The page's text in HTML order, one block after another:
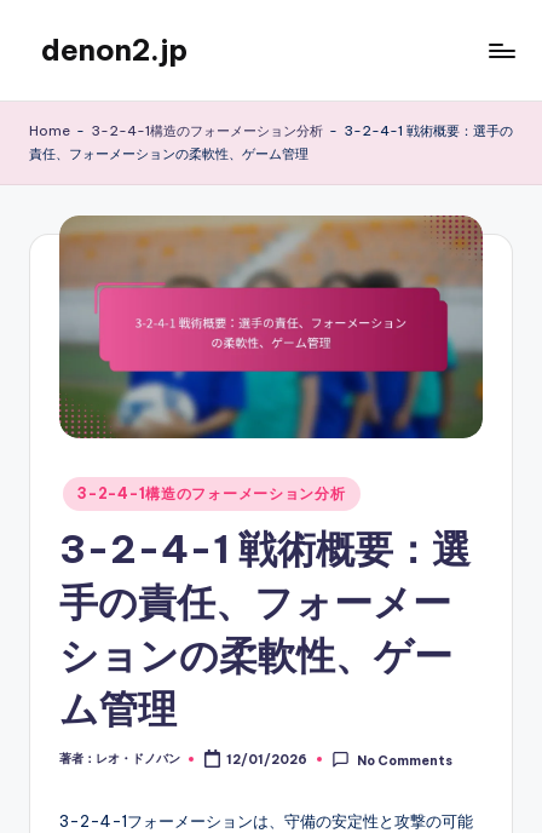
content
denon2.jp
Home - 3-2-4-1構造のフォーメーション分析 - 3-2-4-1 戦術概要：選手の
責任、フォーメーションの柔軟性、ゲーム管理
Posted
in
3-2-4-1構造のフォーメーション分析
3-2-4-1 戦術概要：選
手の責任、フォーメー
ションの柔軟性、ゲー
ム管理
Posted
著者：レオ・ドノバン 12/01/2026 No Comments
3-2-4-1フォーメーションは、守備の安定性と攻撃の可能